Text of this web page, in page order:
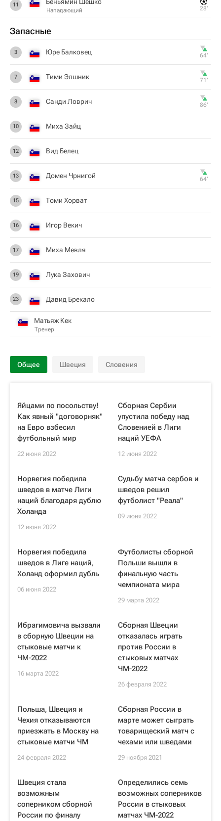
11
Нападающий 28‎’‎
Запасные
3 Юре Балковец 64‎’‎
7 Тими Элшник 71‎’‎
8 Санди Ловрич 86‎’‎
10 Миха Зайц
12 Вид Белец
13 Домен Чрнигой 64‎’‎
15 Томи Хорват
16 Игор Векич
17 Миха Мевля
19 Лука Захович
23 Давид Брекало
Матьяж Кек
Тренер
Общее Швеция Словения
Яйцами по посольству!
Как явный "договорняк"
на Евро взбесил
футбольный мир
22 июня 2022
Сборная Сербии
упустила победу над
Словенией в Лиги
наций УЕФА
12 июня 2022
Норвегия победила
шведов в матче Лиги
наций благодаря дублю
Холанда
12 июня 2022
Судьбу матча сербов и
шведов решил
футболист "Реала"
09 июня 2022
Норвегия победила
шведов в Лиге наций,
Холанд оформил дубль
06 июня 2022
Футболисты сборной
Польши вышли в
финальную часть
чемпионата мира
29 марта 2022
Ибрагимовича вызвали
в сборную Швеции на
стыковые матчи к
ЧМ-2022
16 марта 2022
Сборная Швеции
отказалась играть
против России в
стыковых матчах
ЧМ-2022
26 февраля 2022
Польша, Швеция и
Чехия отказываются
приезжать в Москву на
стыковые матчи ЧМ
24 февраля 2022
Сборная России в
марте может сыграть
товарищеский матч с
чехами или шведами
29 ноября 2021
Швеция стала
возможным
соперником сборной
России по финалу
Определились семь
возможных соперников
России в стыковых
матчах ЧМ-2022